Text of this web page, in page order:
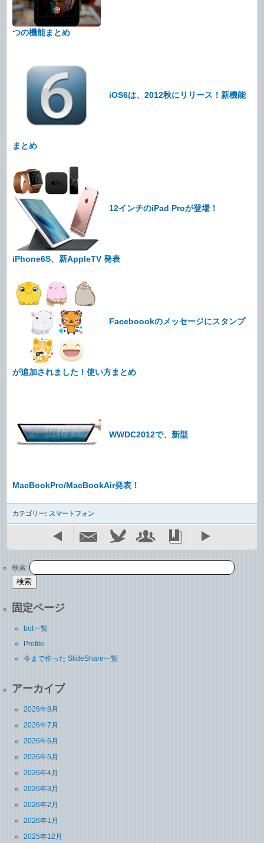
つの機能まとめ
iOS6は、2012秋にリリース！新機能
まとめ
12インチのiPad Proが登場！
iPhone6S、新AppleTV 発表
Faceboookのメッセージにスタンプ
が追加されました！使い方まとめ
WWDC2012で、新型
MacBookPro/MacBookAir発表！
カテゴリー: スマートフォン
検索:
固定ページ
bot一覧
Profile
今まで作った SlideShare一覧
アーカイブ
2026年8月
2026年7月
2026年6月
2026年5月
2026年4月
2026年3月
2026年2月
2026年1月
2025年12月